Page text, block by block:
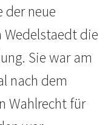
der neue
Wedelstaedt die
Sie war am
nach dem
Wahlrecht für